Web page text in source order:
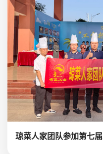
琼菜人家团队参加第七